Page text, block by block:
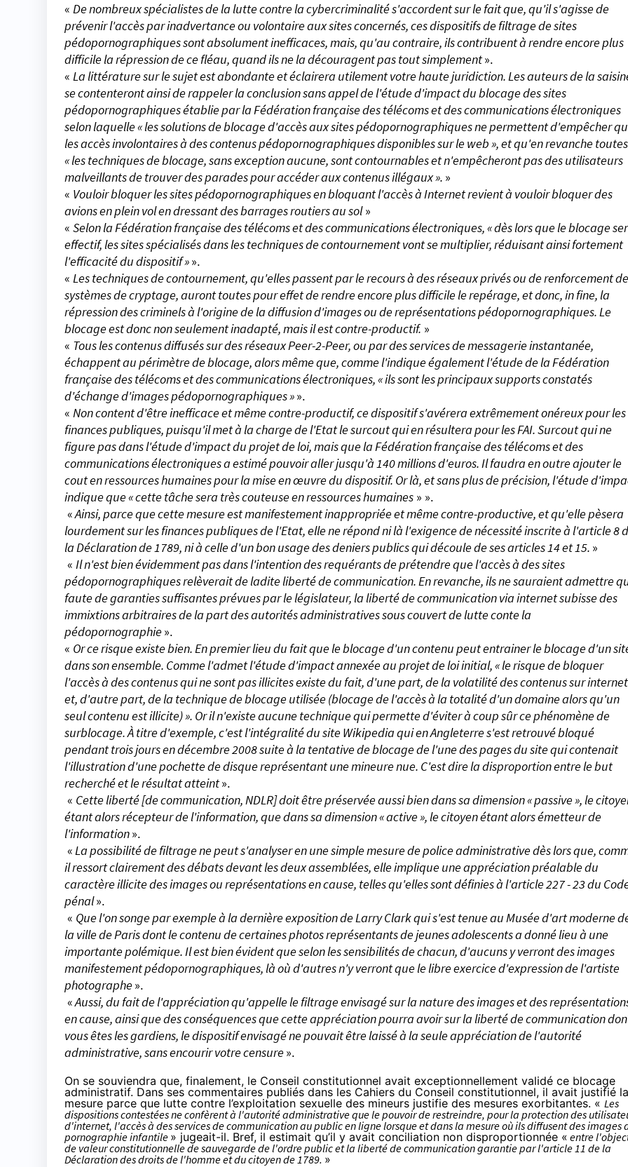
« De nombreux spécialistes de la lutte contre la cybercriminalité s'accordent sur le fait que, qu'il s'agisse de
prévenir l'accès par inadvertance ou volontaire aux sites concernés, ces dispositifs de filtrage de sites
pédopornographiques sont absolument inefficaces, mais, qu'au contraire, ils contribuent à rendre encore plus
difficile la répression de ce fléau, quand ils ne la découragent pas tout simplement».
« La littérature sur le sujet est abondante et éclairera utilement votre haute juridiction. Les auteurs de la
se contenteront ainsi de rappeler la conclusion sans appel de l'étude d'impact du blocage des sites
pédopornographiques établie par la Fédération française des télécoms et des communications électroniques
selon laquelle « les solutions de blocage d'accès aux sites pédopornographiques ne permettent d'empêcher
les accès involontaires à des contenus pédopornographiques disponibles sur le web », et qu'en revanche toutes
« les techniques de blocage, sans exception aucune, sont contournables et n'empêcheront pas des utilisateurs
malveillants de trouver des parades pour accéder aux contenus illégaux ». »
« Vouloir bloquer les sites pédopornographiques en bloquant l'accès à Internet revient à vouloir bloquer des
avions en plein vol en dressant des barrages routiers au sol»
« Selon la Fédération française des télécoms et des communications électroniques, « dès lors que le blocage
effectif, les sites spécialisés dans les techniques de contournement vont se multiplier, réduisant ainsi fortement
l'efficacité du dispositif »».
« Les techniques de contournement, qu'elles passent par le recours à des réseaux privés ou de renforcement
systèmes de cryptage, auront toutes pour effet de rendre encore plus difficile le repérage, et donc, in fine, la
répression des criminels à l'origine de la diffusion d'images ou de représentations pédopornographiques. Le
blocage est donc non seulement inadapté, mais il est contre-productif. »
« Tous les contenus diffusés sur des réseaux Peer-2-Peer, ou par des services demessagerie instantanée,
échappent au périmètre de blocage, alors même que, comme l'indique également l'étude de la Fédération
française des télécoms et des communications électroniques, « ils sont les principaux supports constatés
d'échange d'images pédopornographiques »».
« Non content d'être inefficace et même contre-productif, ce dispositif s'avérera extrêmement onéreux pour les
finances publiques, puisqu'il met à la charge de l'Etat le surcout qui en résultera pour les FAI. Surcout qui ne
figure pas dans l'étude d'impact du projet de loi, mais que la Fédération française des télécoms et des
communications électroniques a estimé pouvoir aller jusqu'à 140 millions d'euros. Il faudra en outre ajouter le
cout en ressources humaines pour la mise en œuvre du dispositif. Or là, et sans plus de précision, l'étude
indique que « cette tâche sera très couteuse en ressources humaines » ».
«Ainsi, parce que cette mesure est manifestement inappropriée et même contre-productive, et qu'elle pèsera
lourdement sur les finances publiques de l'Etat, elle ne répond ni là l'exigence de nécessité inscrite à l'article 8
la Déclaration de 1789, ni à celle d'un bon usage des deniers publics qui découle de ses articles 14 et 15. »
« Il n'est bien évidemment pas dans l'intention des requérants de prétendre que l'accès à des sites
pédopornographiques relèverait de ladite liberté de communication. En revanche, ils ne sauraient admettre
faute de garanties suffisantes prévues par le législateur, la liberté de communication via internet subisse des
immixtions arbitraires de la part des autorités administratives sous couvert de lutte conte la
pédopornographie ».
« Or ce risque existe bien. En premier lieu du fait que le blocage d'un contenu peut entrainer le blocage d'un
dans son ensemble. Comme l'admet l'étude d'impact annexée au projet de loi initial, « le risque de bloquer
l'accès à des contenus qui ne sont pas illicites existe du fait, d'une part, de la volatilité des contenus sur internet
et, d'autre part, de la technique de blocage utilisée (blocage de l'accès à la totalité d'un domaine alors qu'un
seul contenu est illicite) ». Or il n'existe aucune technique qui permette d'éviter à coup sûr ce phénomène de
surblocage. À titre d'exemple, c'est l'intégralité du site Wikipedia qui en Angleterre s'est retrouvé bloqué
pendant trois jours en décembre 2008 suite à la tentative de blocage de l'une des pages du site qui contenait
l'illustration d'une pochette de disque représentant une mineure nue. C'est dire la disproportion entre le but
recherché et le résultat atteint».
« Cette liberté [de communication, NDLR] doit être préservée aussi bien dans sa dimension « passive », le
étant alors récepteur de l'information, que dans sa dimension « active », le citoyen étant alors émetteur de
l'information».
«La possibilité de filtrage ne peut s'analyser en une simple mesure de police administrative dès lors que,
il ressort clairement des débats devant les deux assemblées, elle implique une appréciation préalable du
caractère illicite des images ou représentations en cause, telles qu'elles sont définies à l'article 227 - 23 du
pénal».
« Que l'on songe par exemple à la dernière exposition de Larry Clark qui s'est tenue au Musée d'art moderne
la ville de Paris dont le contenu de certaines photos représentants de jeunes adolescents a donné lieu à une
importante polémique. Il est bien évident que selon les sensibilités de chacun, d'aucuns y verront des images
manifestement pédopornographiques, là où d'autres n'y verront que le libre exercice d'expression de l'artiste
photographe ».
«Aussi, du fait de l'appréciation qu'appelle le filtrage envisagé sur la nature des images et des
en cause, ainsi que des conséquences que cette appréciation pourra avoir sur la liberté de communication
vous êtes les gardiens, le dispositif envisagé ne pouvait être laissé à la seule appréciation de l'autorité
administrative, sans encourir votre censure ».
On se souviendra que, finalement, le Conseil constitutionnel avait exceptionnellement validé ce blocage
administratif. Dansses commentaires publiés dans les Cahiers du Conseil constitutionnel, il avait justifié la
mesure parce que lutte contre l’exploitation sexuelle des mineurs justifie des mesures exorbitantes. « Les
dispositions contestées ne confèrent à l'autorité administrative que le pouvoir de restreindre, pour la protection des
d'internet, l'accès à des services de communication au public en ligne lorsque et dans la mesure où ils diffusent des images
pornographie infantile » jugeait-il. Bref, il estimait qu’il y avait conciliation non disproportionnée « entre
de valeur constitutionnelle de sauvegarde de l'ordre public et la liberté de communication garantie par l'article 11 de la
Déclaration des droits de l'homme et du citoyen de 1789. »